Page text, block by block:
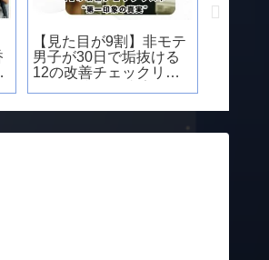
高瀬統也の年齢・出
身・経歴は？注目アー
ティストの魅力